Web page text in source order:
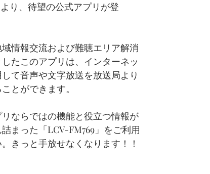
り、待望の公式アプリが登
情報交流および難聴エリア解消
たこのアプリは、インターネッ
して音声や文字放送を放送局より
とができます。
ならではの機能と役立つ情報が
まった「LCV-FM769」をご利用
きっと手放せなくなります！！